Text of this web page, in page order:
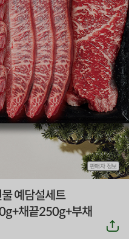
예담설세트
채끝250g+부채
판매자 정보
공
유